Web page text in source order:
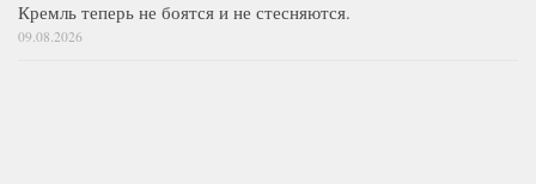
Кремль теперь не боятся и не стесняются.
09.08.2026